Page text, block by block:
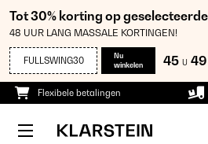
Tot 30% korting op
48 UUR LANG MASSALE KORTINGEN!
FULLSWING30
Nu
winkelen
45 U 49
Flexibele betalingen